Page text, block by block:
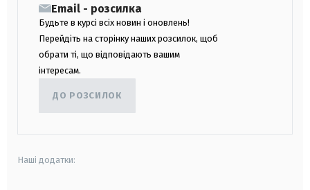
Email - розсилка
Будьте в курсі всіх новин і оновлень!
Перейдіть на сторінку наших розсилок, щоб
обрати ті, що відповідають вашим
інтересам.
ДО РОЗСИЛОК
Наші додатки: